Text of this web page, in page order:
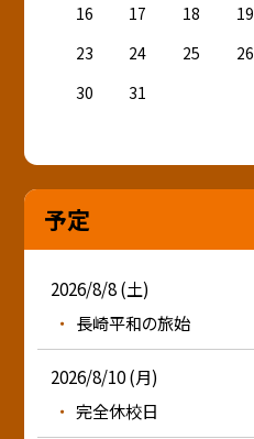
16
17 18 19
23
24 25 26
30
31
予定
2026/8/8 (土)
長崎平和の旅始
2026/8/10 (月)
完全休校日